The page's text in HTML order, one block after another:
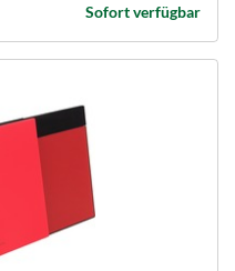
Sofort verfügbar